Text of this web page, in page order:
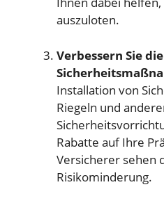
auszuloten.
Verbessern Sie die
Installation von
Riegeln und
Rabatte auf Ihre
Versicherer sehen
Risikominderung.